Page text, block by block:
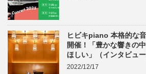
ヒビキpiano 本格的な
開催！「豊かな響きの
ほしい」（インタビュー
2022/12/17